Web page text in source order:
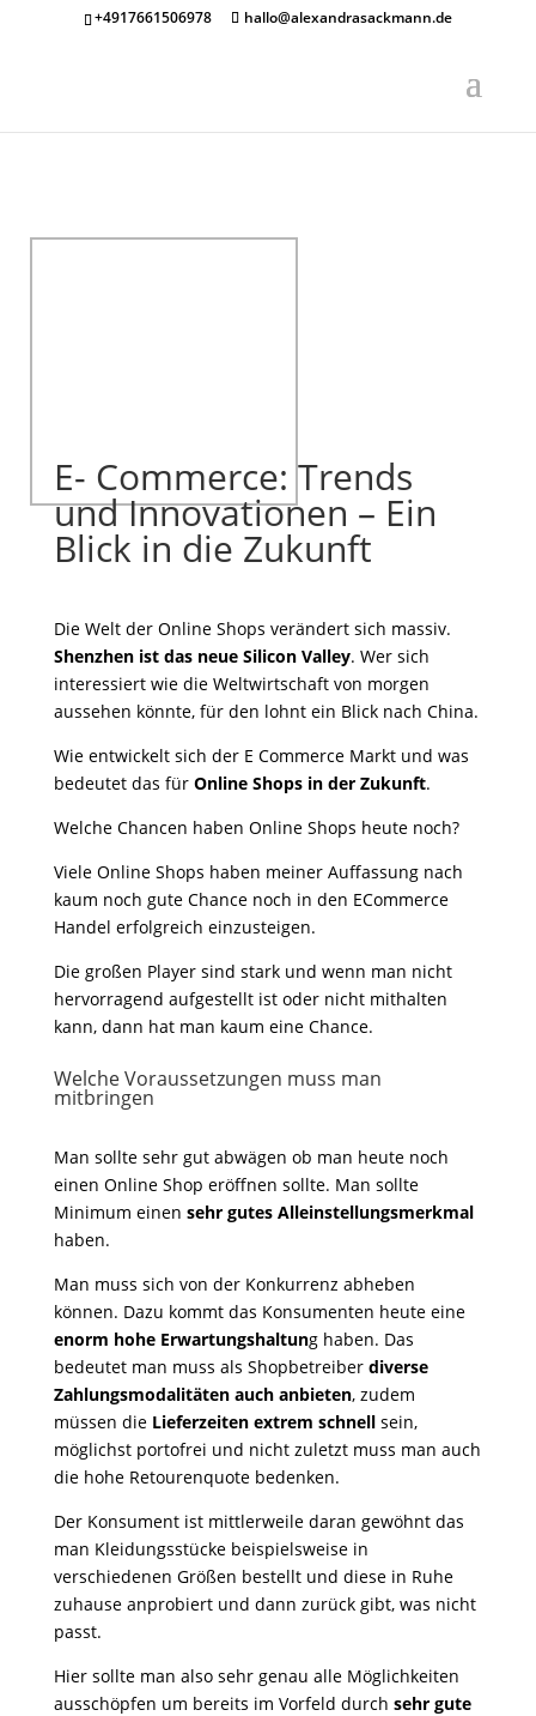
+4917661506978 hallo@alexandrasackmann.de
E- Commerce: Trends
und Innovationen – Ein
Blick in die Zukunft
Die Welt der Online Shops verändert sich massiv.
Shenzhen ist das neue Silicon Valley. Wer sich
interessiert wie die Weltwirtschaft von morgen
aussehen könnte, für den lohnt ein Blick nach China.
Wie entwickelt sich der E Commerce Markt und was
bedeutet das für Online Shops in der Zukunft.
Welche Chancen haben Online Shops heute noch?
Viele Online Shops haben meiner Auffassung nach
kaum noch gute Chance noch in den ECommerce
Handel erfolgreich einzusteigen.
Die großen Player sind stark und wenn man nicht
hervorragend aufgestellt ist oder nicht mithalten
kann, dann hat man kaum eine Chance.
Welche Voraussetzungen muss man
mitbringen
Man sollte sehr gut abwägen ob man heute noch
einen Online Shop eröffnen sollte. Man sollte
Minimum einen sehr gutes Alleinstellungsmerkmal
haben.
Man muss sich von der Konkurrenz abheben
können. Dazu kommt das Konsumenten heute eine
enorm hohe Erwartungshaltung haben. Das
bedeutet man muss als Shopbetreiber diverse
Zahlungsmodalitäten auch anbieten, zudem
müssen die Lieferzeiten extrem schnellsein,
möglichst portofrei und nicht zuletzt muss man auch
die hohe Retourenquote bedenken.
Der Konsument ist mittlerweile daran gewöhnt das
man Kleidungsstücke beispielsweise in
verschiedenen Größen bestellt und diese in Ruhe
zuhause anprobiert und dann zurück gibt, was nicht
passt.
Hier sollte man also sehr genau alle Möglichkeiten
ausschöpfen um bereits im Vorfeld durch sehr gute